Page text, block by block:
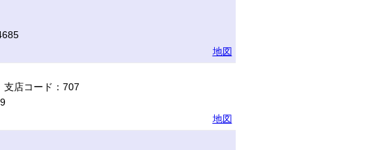
地図
店コード：707
地図